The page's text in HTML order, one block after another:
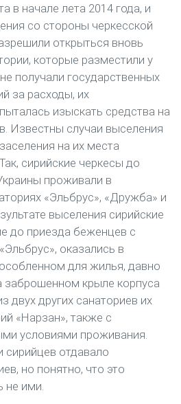
в начале лета 2014 года, и
со стороны черкесской
открыться вновь
которые разместили у
получали государственных
за расходы, их
изыскать средства на
Известны случаи выселения
на их места
сирийские черкесы до
проживали в
«Эльбрус», «Дружба» и
выселения сирийские
до приезда беженцев с
оказались в
для жилья, давно
крыле корпуса
двух других санаториев их
«Нарзан», также с
условиями проживания.
сирийцев отдавало
но понятно, что это
не ими.